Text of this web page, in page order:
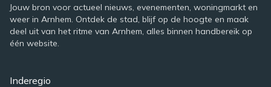
Jouw bron voor actueel nieuws, evenementen, woningmarkt en
weer in Arnhem. Ontdek de stad, blijf op de hoogte en maak
deel uit van het ritme van Arnhem, alles binnen handbereik op
één website.
Inderegio